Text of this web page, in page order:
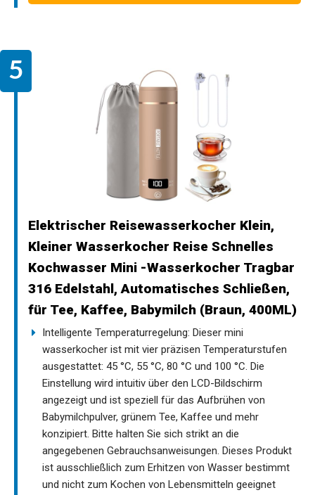
Elektrischer Reisewasserkocher Klein,
Kleiner Wasserkocher Reise Schnelles
Kochwasser Mini -Wasserkocher Tragbar
316 Edelstahl, Automatisches Schließen,
für Tee, Kaffee, Babymilch (Braun, 400ML)
Intelligente Temperaturregelung: Dieser mini
wasserkocher ist mit vier präzisen Temperaturstufen
ausgestattet: 45 °C, 55 °C, 80 °C und 100 °C. Die
Einstellung wird intuitiv über den LCD-Bildschirm
angezeigt und ist speziell für das Aufbrühen von
Babymilchpulver, grünem Tee, Kaffee und mehr
konzipiert. Bitte halten Sie sich strikt an die
angegebenen Gebrauchsanweisungen. Dieses Produkt
ist ausschließlich zum Erhitzen von Wasser bestimmt
und nicht zum Kochen von Lebensmitteln geeignet